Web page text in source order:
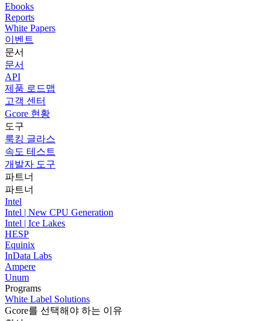
Ebooks
Reports
White Papers
이벤트
문서
문서
API
제품 로드맵
고객 센터
Gcore 현황
도구
룩킹 글라스
속도 테스트
개발자 도구
파트너
파트너
Intel
Intel | New CPU Generation
Intel | Ice Lakes
HESP
Equinix
InData Labs
Ampere
Unum
Programs
White Label Solutions
Gcore를 선택해야 하는 이유